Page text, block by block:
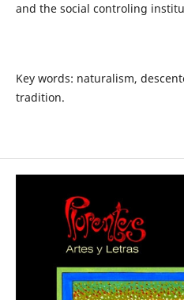
and the social controling
Key words: naturalism,
tradition.